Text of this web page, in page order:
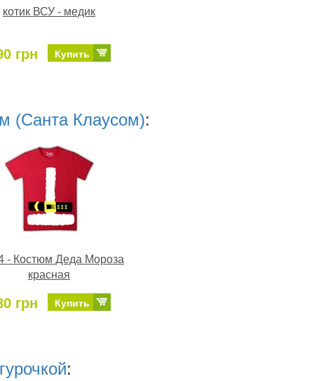
котик ВСУ - медик
грн Купить
(Санта Клаусом):
- Костюм Деда Мороза
красная
грн Купить
: